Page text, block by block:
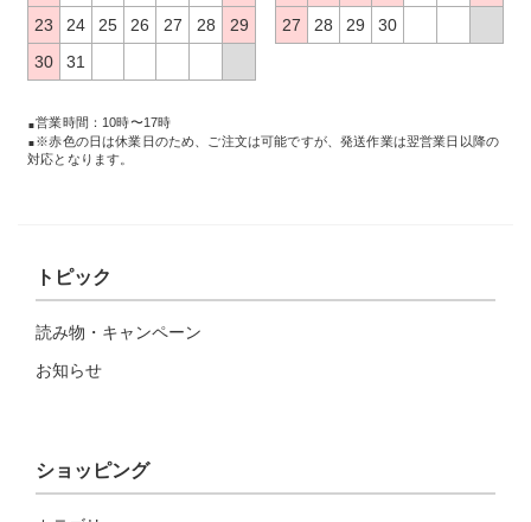
23
24 25 26 27 28
29
30
31
27
28 29 30
営業時間：10時〜17時
※赤色の日は休業日のため、ご注文は可能ですが、発送作業は翌営業日以降の
対応となります。
トピック
読み物・キャンペーン
お知らせ
ショッピング